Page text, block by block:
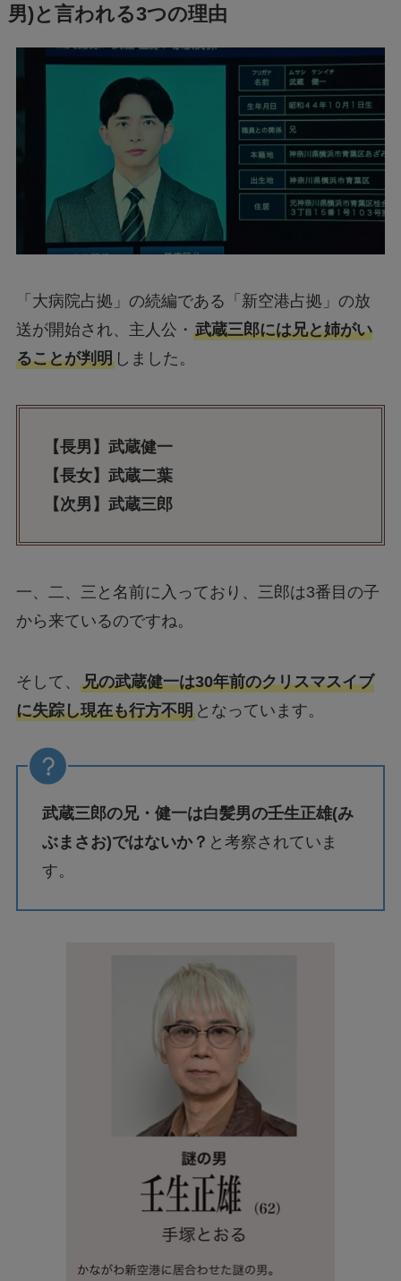
男)と言われる3つの理由
「大病院占拠」の続編である「新空港占拠」の放
送が開始され、主人公・ 武蔵三郎には兄と姉がい
ることが判明しました。
【長男】武蔵健一
【長女】武蔵二葉
【次男】武蔵三郎
一、二、三と名前に入っており、三郎は3番目の子
から来ているのですね。
そして、 兄の武蔵健一は30年前のクリスマスイブ
に失踪し現在も行方不明となっています。
武蔵三郎の兄・健一は白髪男の壬生正雄(み
ぶまさお)ではないか？ と考察されていま
す。